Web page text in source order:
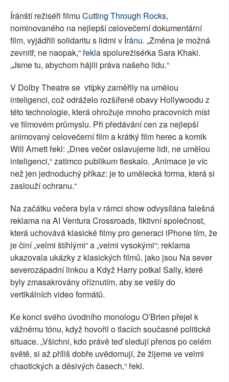
Íránští režiséři filmu Cutting Through Rocks,
nominovaného na nejlepší celovečerní dokumentární
film, vyjádřili solidaritu s lidmi v Íránu. „Změna je možná
zevnitř, ne naopak,“řeklaspolurežisérka Sara Khaki.
„Jsme tu, abychom hájili práva našeho lidu.“
V Dolby Theatre se vtípky zaměřily na umělou
inteligenci, což odráželo rozšířené obavy Hollywoodu z
této technologie, která ohrožuje mnoho pracovních míst
ve filmovém průmyslu. Při předávání cen za nejlepší
animovaný celovečerní film a krátký film herec a komik
Will Arnett řekl: „Dnes večer oslavujeme lidi, ne umělou
inteligenci,“ zatímco publikum tleskalo. „Animace je víc
než jen jednoduchý příkaz: je to umělecká forma, která si
zaslouží ochranu.“
Na začátku večera byla v rámci show odvysílána falešná
reklama na AI Ventura Crossroads, fiktivní společnost,
která uchovává klasické filmy pro generaci iPhone tím, že
je činí „velmi štíhlými“ a „velmi vysokými“; reklama
ukazovala ukázky z klasických filmů, jako jsou Na sever
severozápadní linkou a Když Harry potkal Sally, které
byly zmasakrovány oříznutím, aby se vešly do
vertikálních video formátů.
Ke konci svého úvodního monologu O’Brien přejel k
vážnému tónu, když hovořil o tlacích současné politické
situace. „Všichni, kdo právě teď sledují přenos po celém
světě, si až příliš dobře uvědomují, že žijeme ve velmi
chaotických a děsivých časech,“ řekl.